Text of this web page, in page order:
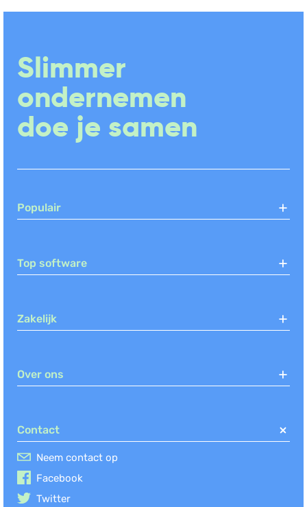
Slimmer
ondernemen
doe je samen
Populair
Top software
Zakelijk
Over ons
Contact
Neem contact op
Facebook
Twitter